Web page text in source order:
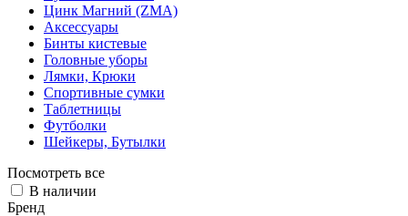
Цинк Магний (ZMA)
Аксессуары
Бинты кистевые
Головные уборы
Лямки, Крюки
Спортивные сумки
Таблетницы
Футболки
Шейкеры, Бутылки
Посмотреть все
В наличии
Бренд